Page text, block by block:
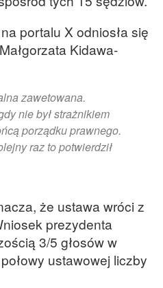
portalu X odniosła się
Kidawa-
zawetowana.
nie był strażnikiem
porządku prawnego.
raz to potwierdził
że ustawa wróci z
prezydenta
3/5 głosów w
ustawowej liczby